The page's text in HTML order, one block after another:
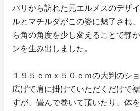
パリから訪れた元エルメスのデザ
ルとマチルダがこの姿に魅了され
ら角の角度を少し変えることで静
ンを生み出しました。
１９５ｃｍｘ５０ｃｍの大判のショ
広げて肩に掛けていただくだけで
すが、畳んで巻いて頂いたり、体